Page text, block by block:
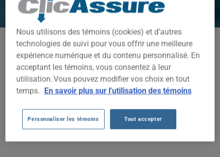
ASSURANCE AUTO
Modèles disponibles
XC60
Année
Nous utilisons des témoins (cookies) et d’autres
technologies de suivi pour vous offrir une meilleure
expérience numérique et du contenu personnalisé. En
acceptant les témoins, vous consentez à leur
utilisation. Vous pouvez modifier vos choix en tout
temps. En savoir plus sur l'utilisation des témoins
Personnaliser les témoins Tout accepter